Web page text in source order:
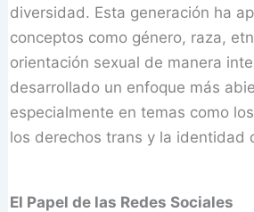
diversidad. Esta generación ha
conceptos como género, raza,
orientación sexual de manera
desarrollado un enfoque más
especialmente en temas como
los derechos trans y la identidad
El Papel de las Redes Sociales